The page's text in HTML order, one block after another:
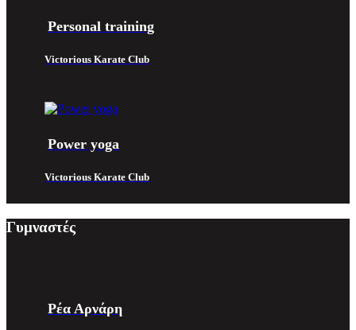
Personal training
Victorious Karate Club
Power yoga
Victorious Karate Club
Γυμναστές
Ρέα Αρνάρη